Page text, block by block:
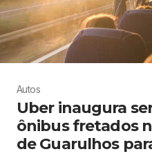
Autos
Uber inaugura
ônibus fretados
de Guarulhos